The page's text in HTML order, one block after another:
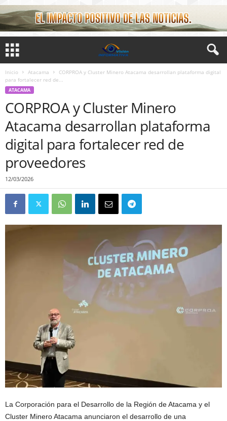
Inicio Atacama
CORPROA y Cluster Minero Atacama desarrollan plataforma digital
para fortalecer red de...
ATACAMA
CORPROA y Cluster Minero
Atacama desarrollan plataforma
digital para fortalecer red de
proveedores
12/03/2026
La Corporación para el Desarrollo de la Región de Atacama y el
Cluster Minero Atacama anunciaron el desarrollo de una